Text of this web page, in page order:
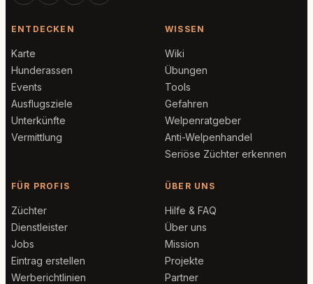
ENTDECKEN
Karte
Hunderassen
Events
Ausflugsziele
Unterkünfte
Vermittlung
WISSEN
Wiki
Übungen
Tools
Gefahren
Welpenratgeber
Anti-Welpenhandel
Seriöse Züchter erkennen
FÜR PROFIS
Züchter
Dienstleister
Jobs
Eintrag erstellen
Werberichtlinien
ÜBER UNS
Hilfe & FAQ
Über uns
Mission
Projekte
Partner